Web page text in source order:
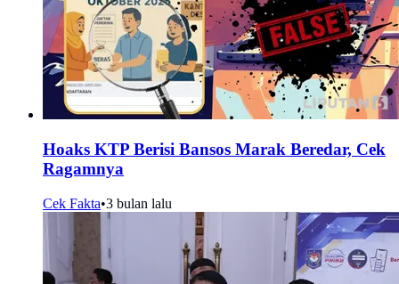
Hoaks KTP Berisi Bansos Marak Beredar, Cek
Ragamnya
Cek Fakta•3 bulan lalu